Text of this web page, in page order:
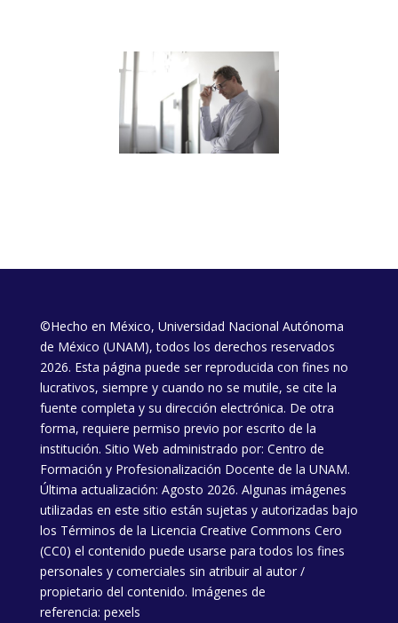
©Hecho en México, Universidad Nacional Autónoma
de México (UNAM), todos los derechos reservados
2026. Esta página puede ser reproducida con fines no
lucrativos, siempre y cuando no se mutile, se cite la
fuente completa y su dirección electrónica. De otra
forma, requiere permiso previo por escrito de la
institución. Sitio Web administrado por: Centro de
Formación y Profesionalización Docente de la UNAM.
Última actualización: Agosto 2026. Algunas imágenes
utilizadas en este sitio están sujetas y autorizadas bajo
los Términos de la Licencia Creative Commons Cero
(CC0) el contenido puede usarse para todos los fines
personales y comerciales sin atribuir al autor /
propietario del contenido. Imágenes de
referencia: pexels